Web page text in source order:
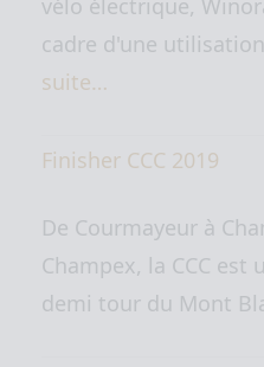
cadre d'une
suite…
Finisher CCC 2019
De Courmayeur à
Champex, la CCC
demi tour du Mont